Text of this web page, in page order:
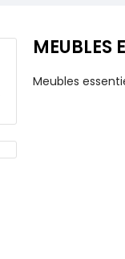
MEUBLES
Meubles